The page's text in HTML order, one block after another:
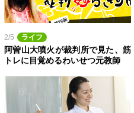
2/5 ライフ
阿曽山大噴火が裁判所で見た、筋
トレに目覚めるわいせつ元教師